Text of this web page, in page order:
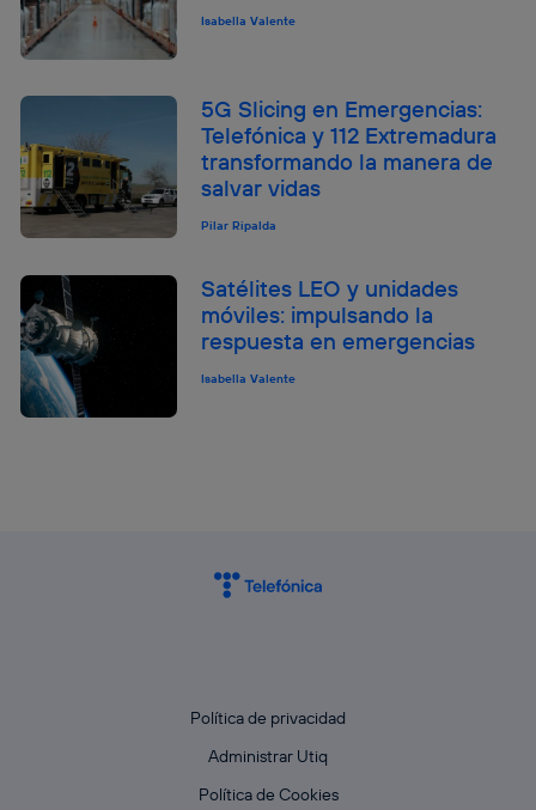
Isabella Valente
5G Slicing en Emergencias:
Telefónica y 112 Extremadura
transformando la manera de
salvar vidas
Pilar Ripalda
Satélites LEO y unidades
móviles: impulsando la
respuesta en emergencias
Isabella Valente
Política de privacidad
Administrar Utiq
Política de Cookies